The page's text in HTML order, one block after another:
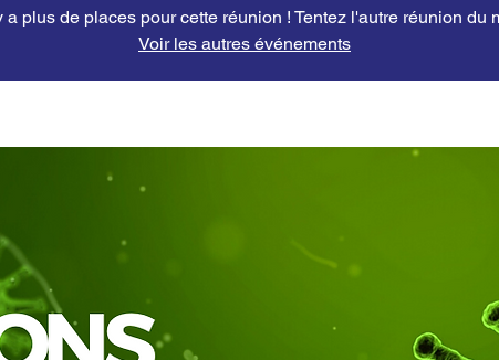
a plus de places pour cette réunion ! Tentez l'autre réunion du
Voir les autres événements